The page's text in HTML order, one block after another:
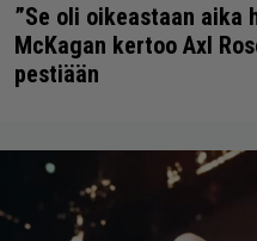
”Se oli oikeastaan aika
McKagan kertoo Axl
pestiään